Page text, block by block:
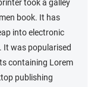
took a galley
book. It has
into electronic
It was popularised
containing Lorem
publishing